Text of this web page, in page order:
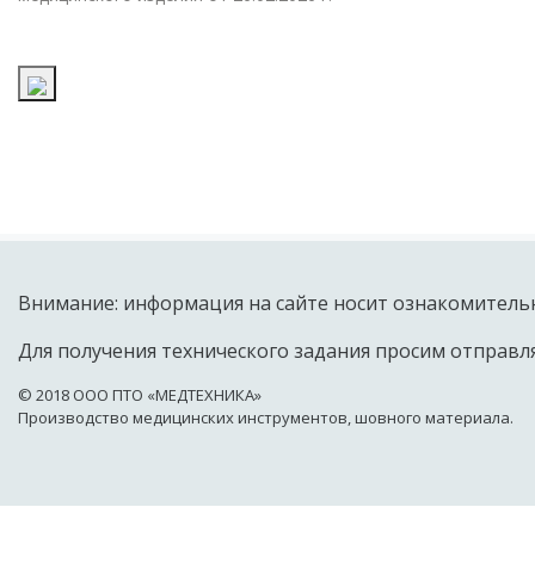
Внимание: информация на сайте носит
Для получения технического задания просим
© 2018 OOO ПТО «МЕДТЕХНИКА»
Производство медицинских инструментов, шовного материала.